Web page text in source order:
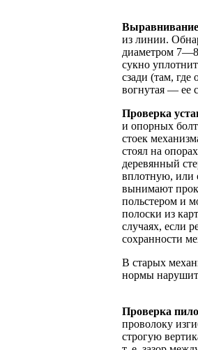
Выравнивание
из линии.
диаметром 7—8
сукно
сзади (там,
вогнутая — ее
Проверка
и опорных
стоек
стоял на
деревянный
вплотную, или
вынимают
польстером и
полоски из
случаях, если
сохранности
В старых
нормы нарушит
Проверка
проволоку
строгую